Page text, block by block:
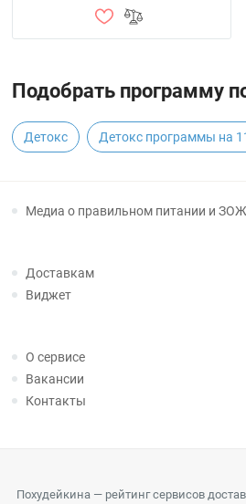
Подобрать программу
Детокс Детокс программы на
Медиа о правильном питании и ЗОЖ
Доставкам
Виджет
О сервисе
Вакансии
Контакты
Похудейкина — рейтинг сервисов